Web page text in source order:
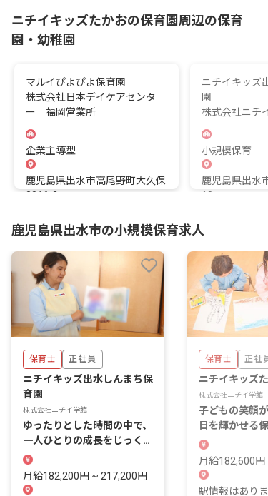
ニチイキッズたかおの保育園周辺の保育
園・幼稚園
マルイぴよぴよ保育園
株式会社日本デイケアセンタ
ー 福岡営業所
企業主導型
鹿児島県出水市高尾野町大久保
3816-2
ニチイキッズ
園
株式会社ニチ
小規模保育
鹿児島県出水
18
鹿児島県出水市の小規模保育求人
保育士 正社員
ニチイキッズ出水しんまち保
育園
株式会社ニチイ学館
ゆったりとした時間の中で、
一人ひとりの成長をじっくり
見守る保育を。
月給182,200円 ~ 217,200円
保育士 正社員
ニチイキッズ
株式会社ニチイ学館
子どもの笑顔
日を輝かせる
月給182,600
駅情報はありま